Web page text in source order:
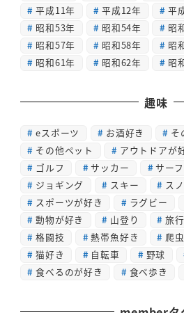
平成11年
平成12年 平
昭和53年
昭和54年 昭
昭和57年
昭和58年 昭
昭和61年
昭和62年 昭
趣味
eスポーツ お酒好き
そ
その他ペット
アウトドアが
ゴルフ
サッカー サー
ジョギング
スキー
ス
スポーツが好き
ラグビー
動物が好き
山登り 旅行
格闘技
熱帯魚好き 爬
猫好き
自転車 野球
食べるのが好き
食べ歩き